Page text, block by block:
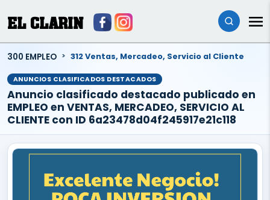
EL CLARIN
300 EMPLEO 312 Ventas, Mercadeo, Servicio al Cliente
ANUNCIOS CLASIFICADOS DESTACADOS
Anuncio clasificado destacado publicado en
EMPLEO en VENTAS, MERCADEO, SERVICIO AL
CLIENTE con ID 6a23478d04f245917e21c118